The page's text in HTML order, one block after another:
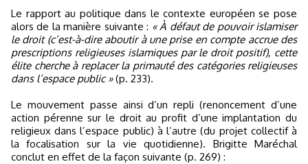
Le rapport au politique dans le contexte européen se pose
alors de la manière suivante : « À défaut de pouvoir islamiser
le droit (c’est-à-dire aboutir à une prise en compte accrue des
prescriptions religieuses islamiques par le droit positif), cette
élite cherche à replacer la primauté des catégories religieuses
dans l’espace public »(p. 233).
Le mouvement passe ainsi d’un repli (renoncement d’une
action pérenne sur le droit au profit d’une implantation du
religieux dans l’espace public) à l’autre (du projet collectif à
la focalisation sur la vie quotidienne). Brigitte Maréchal
conclut en effet de la façon suivante (p. 269) :